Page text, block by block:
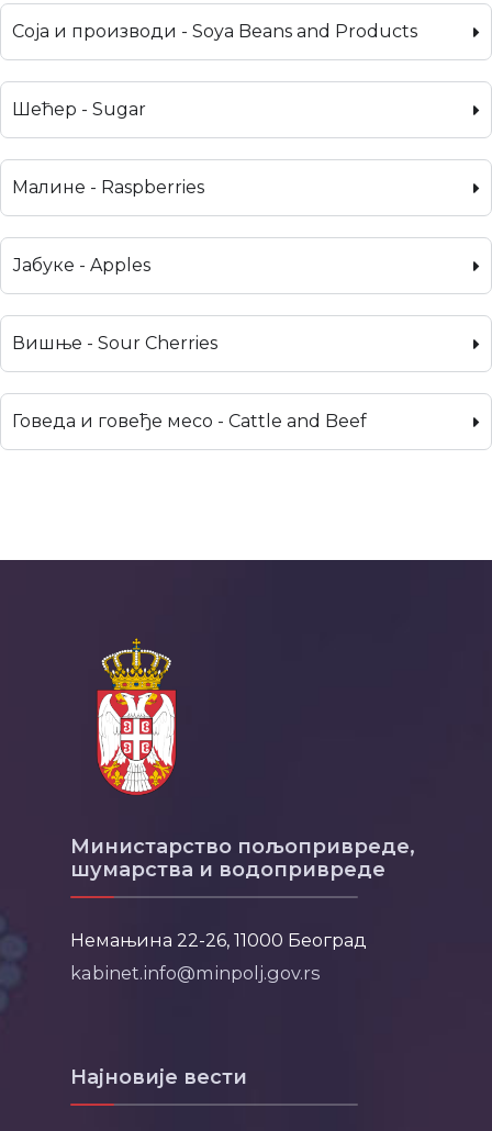
Соја и производи - Soya Beans and Products
Шећер - Sugar
Малине - Raspberries
Јабуке - Apples
Вишње - Sour Cherries
Говеда и говеђе месо - Cattle and Beef
Министарство пољопривреде,
шумарства и водопривреде
Немањина 22-26, 11000 Београд
kabinet.info@minpolj.gov.rs
Најновије вести